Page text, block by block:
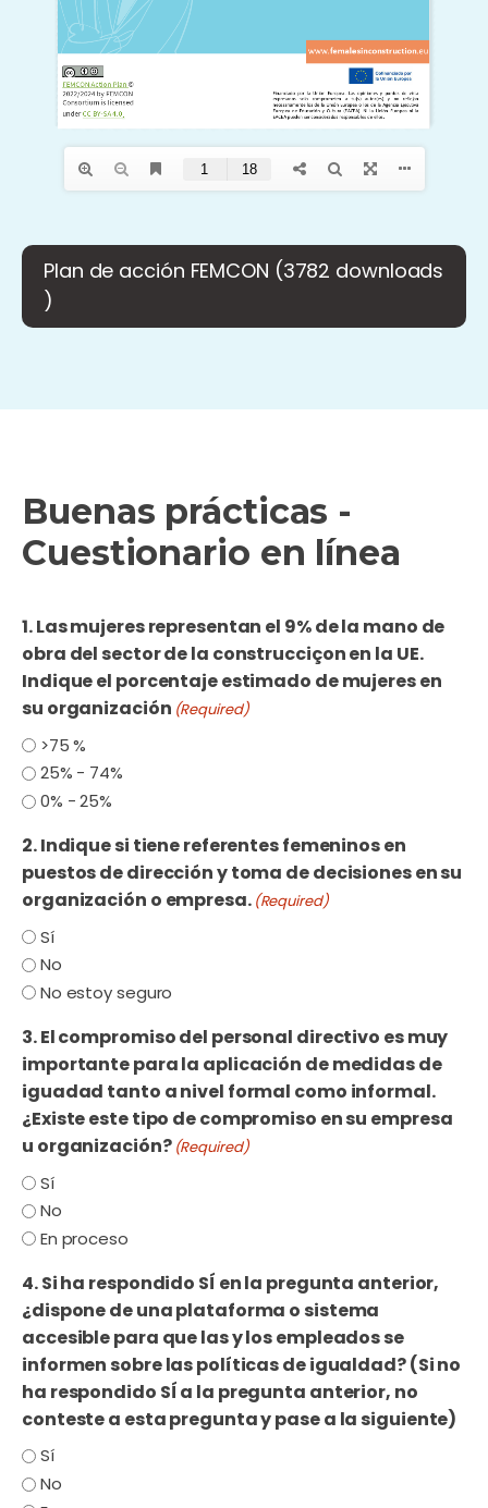
Plan de acción FEMCON (3782 downloads
)
Buenas prácticas -
Cuestionario en línea
1. Las mujeres representan el 9% de la mano de
obra del sector de la construcciçon en la UE.
Indique el porcentaje estimado de mujeres en
su organización (Required)
>75 %
25% - 74%
0% - 25%
2. Indique si tiene referentes femeninos en
puestos de dirección y toma de decisiones en su
organización o empresa. (Required)
Sí
No
No estoy seguro
3. El compromiso del personal directivo es muy
importante para la aplicación de medidas de
iguadad tanto a nivel formal como informal.
¿Existe este tipo de compromiso en su empresa
u organización? (Required)
Sí
No
En proceso
4. Si ha respondido SÍ en la pregunta anterior,
¿dispone de una plataforma o sistema
accesible para que las y los empleados se
informen sobre las políticas de igualdad? (Si no
ha respondido SÍ a la pregunta anterior, no
conteste a esta pregunta y pase a la siguiente)
Sí
No